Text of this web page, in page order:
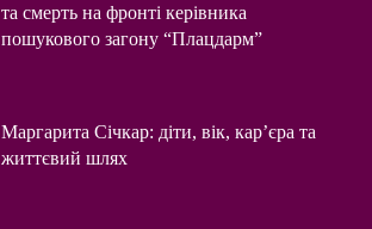
та смерть на фронті керівника
пошукового загону “Плацдарм”
Маргарита Січкар: діти, вік, кар’єра та
життєвий шлях